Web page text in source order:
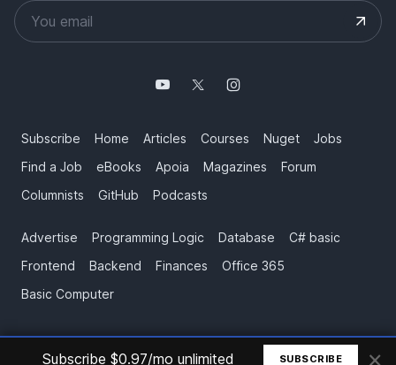
Subscribe $0.97/mo unlimited SUBSCRIBE ×
Subscribe Home Articles Courses Nuget
Jobs
Find a Job
eBooks Apoia Magazines
Forum
Columnists
GitHub Podcasts
Advertise Programming Logic Database
C# basic
Frontend
Backend Finances
Office 365
Basic Computer
© All rights reserved. Made by